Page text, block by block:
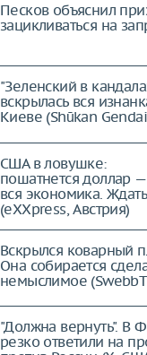
Песков объяснил
зацикливаться на
"Зеленский в
вскрылась вся
Киеве (Shūkan
США в ловушке:
пошатнется доллар
вся экономика.
(eXXpress, Австрия)
Вскрылся коварный
Она собирается
немыслимое
"Должна вернуть". В
резко ответили на